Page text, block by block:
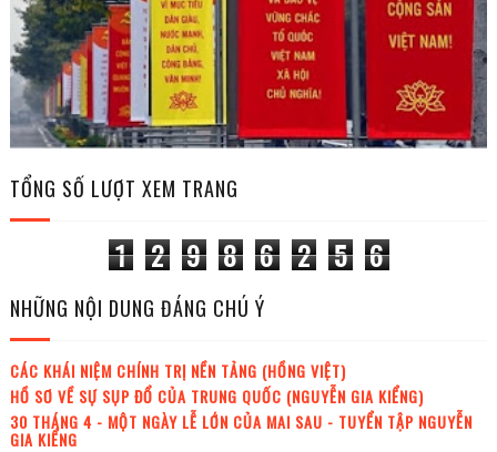
TỔNG SỐ LƯỢT XEM TRANG
1 2 9 8 6 2 5 6
NHỮNG NỘI DUNG ĐÁNG CHÚ Ý
CÁC KHÁI NIỆM CHÍNH TRỊ NỀN TẢNG (HỒNG VIỆT)
HỒ SƠ VỀ SỰ SỤP ĐỔ CỦA TRUNG QUỐC (NGUYỄN GIA KIỂNG)
30 THÁNG 4 - MỘT NGÀY LỄ LỚN CỦA MAI SAU - TUYỂN TẬP NGUYỄN
GIA KIỂNG